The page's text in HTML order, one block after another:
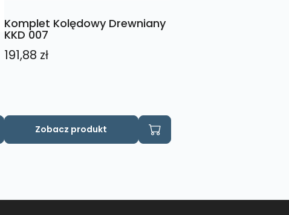
Komplet Kolędowy Drewniany
KKD 007
191,88 zł
Zobacz produkt
Ten
produkt
Opcje